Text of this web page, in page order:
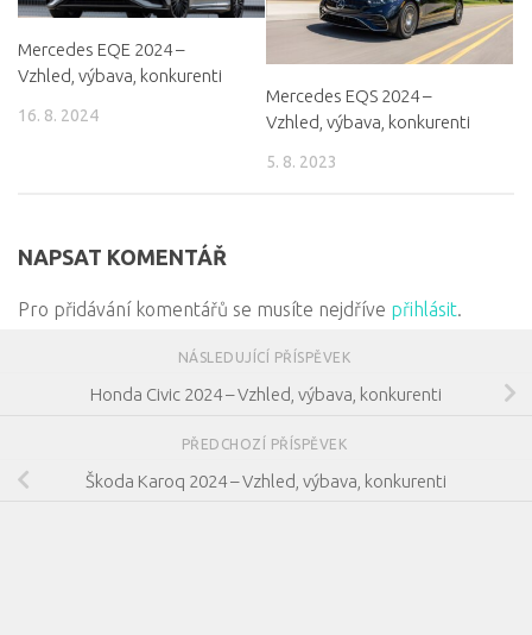
Mercedes EQE 2024 –
Vzhled, výbava, konkurenti
16. 8. 2024
Mercedes EQS 2024 –
Vzhled, výbava, konkurenti
5. 8. 2023
NAPSAT KOMENTÁŘ
Pro přidávání komentářů se musíte nejdříve přihlásit.
NÁSLEDUJÍCÍ PŘÍSPĚVEK
Honda Civic 2024 – Vzhled, výbava, konkurenti
PŘEDCHOZÍ PŘÍSPĚVEK
Škoda Karoq 2024 – Vzhled, výbava, konkurenti